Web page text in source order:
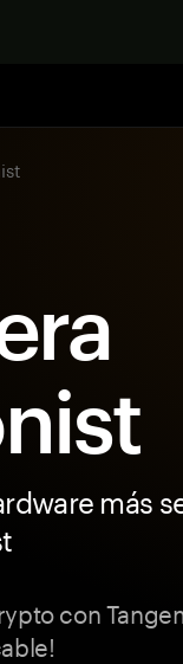
más
con